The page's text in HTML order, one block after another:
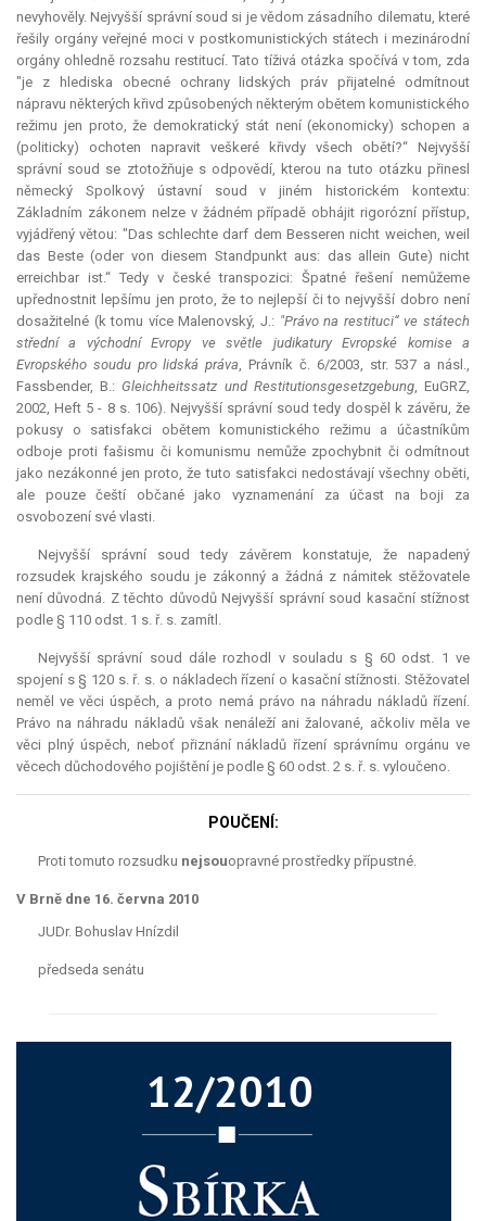
nevyhověly. Nejvyšší správní soud si je vědom zásadního dilematu, které
řešily orgány veřejné moci v postkomunistických státech i mezinárodní
orgány ohledně rozsahu restitucí. Tato tíživá otázka spočívá v tom, zda
"je z hlediska obecné ochrany lidských práv přijatelné odmítnout
nápravu některých křivd způsobených některým obětem komunistického
režimu jen proto, že demokratický stát není (ekonomicky) schopen a
(politicky) ochoten napravit veškeré křivdy všech obětí?“ Nejvyšší
správní soud se ztotožňuje s odpovědí, kterou na tuto otázku přinesl
německý Spolkový ústavní soud v jiném historickém kontextu:
Základním zákonem nelze v žádném případě obhájitrigorózní přístup,
vyjádřený větou: "Das schlechte darf dem Besseren nicht weichen, weil
das Beste (oder von diesem Standpunkt aus: das allein Gute) nicht
erreichbar ist.“ Tedy v české transpozici: Špatné řešení nemůžeme
upřednostnit lepšímu jen proto, že to nejlepší či to nejvyšší dobro není
dosažitelné (k tomu více Malenovský, J.: "Právo na restituci“ ve státech
střední a východní Evropy ve světle judikatury Evropské komise a
Evropského soudu pro lidská práva, Právník č. 6/2003, str. 537 a násl.,
Fassbender, B.: Gleichheitssatz und Restitutionsgesetzgebung, EuGRZ,
2002, Heft 5 - 8 s. 106). Nejvyšší správní soud tedy dospěl k závěru, že
pokusy o satisfakci obětem komunistického režimu a účastníkům
odboje proti fašismu či komunismu nemůže zpochybnit či odmítnout
jako nezákonné jen proto, že tuto satisfakci nedostávají všechny oběti,
ale pouze čeští občané jako vyznamenání za účast na boji za
osvobození své vlasti.
Nejvyšší správní soud tedy závěrem konstatuje, že napadený
rozsudek krajského soudu je zákonný a žádná z námitek stěžovatele
není důvodná. Z těchto důvodů Nejvyšší správní soud kasační stížnost
podle § 110 odst. 1 s. ř. s. zamítl.
Nejvyšší správní soud dále rozhodl v souladu s § 60 odst. 1 ve
spojení s § 120 s. ř. s. o nákladech řízení o kasační stížnosti. Stěžovatel
neměl ve věci úspěch, a proto nemá právo na náhradu nákladů řízení.
Právo na náhradu nákladů však nenáleží ani žalované, ačkoliv měla ve
věci plný úspěch, neboť přiznání nákladů řízení správnímu orgánu ve
věcech důchodového pojištění je podle § 60 odst. 2 s. ř. s. vyloučeno.
POUČENÍ:
Proti tomuto rozsudku nejsouopravné prostředky přípustné.
V Brně dne 16. června 2010
JUDr. Bohuslav Hnízdil
předseda senátu